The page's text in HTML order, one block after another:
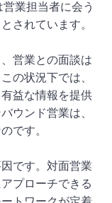
業担当者に会う
されています。
営業との面談は
の状況下では、
益な情報を提供
ウンド営業は、
です。
です。対面営業
プローチできる